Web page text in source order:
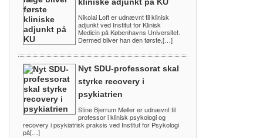
kliniske adjunkt på KU
Nikolai Loft er udnævnt til klinisk
adjunkt ved Institut for Klinisk
Medicin på Københavns Universitet.
Dermed bliver han den første,[…]
Nyt SDU-professorat skal
styrke recovery i
psykiatrien
Stine Bjerrum Møller er udnævnt til
professor i klinisk psykologi og
recovery i psykiatrisk praksis ved Institut for Psykologi
på[…]